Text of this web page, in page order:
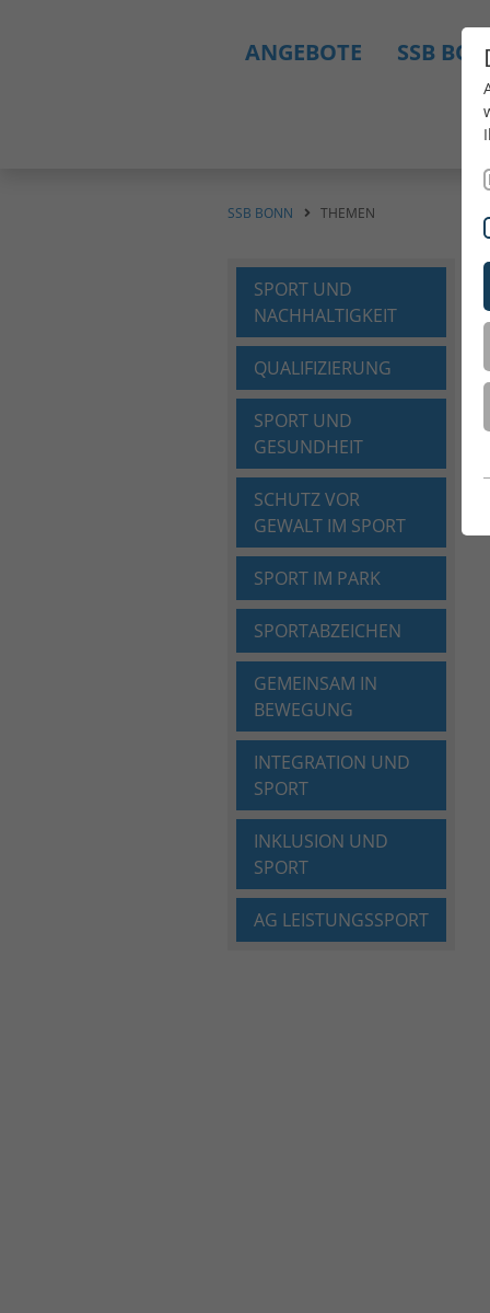
ANGEBOTE SSB
SSB BONN THEMEN
SPORT UND
NACHHALTIGKEIT
QUALIFIZIERUNG
SPORT UND
GESUNDHEIT
SCHUTZ VOR
GEWALT IM SPORT
SPORT IM PARK
SPORTABZEICHEN
GEMEINSAM IN
BEWEGUNG
INTEGRATION UND
SPORT
INKLUSION UND
SPORT
AG LEISTUNGSSPORT